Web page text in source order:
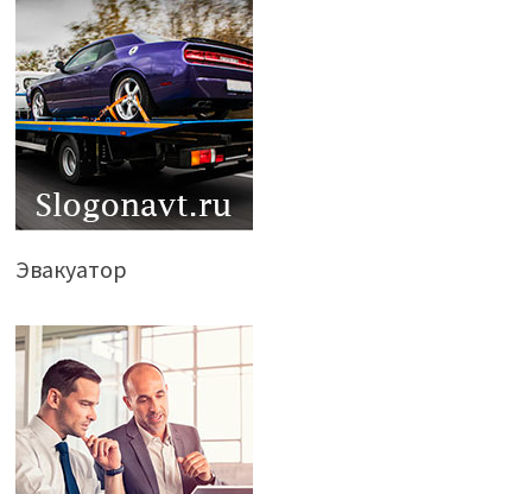
Эвакуатор